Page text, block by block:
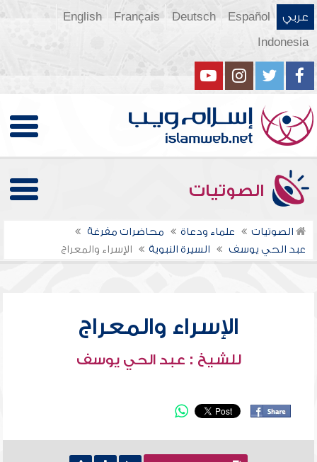
عربي Español
Deutsch
Français
English
Indonesia
الصوتيات
الصوتيات علماء ودعاة
محاضرات مفرغة
عبد الحي يوسف
السيرة النبوية الإسراء والمعراج
الإسراء والمعراج
للشيخ : عبد الحي يوسف